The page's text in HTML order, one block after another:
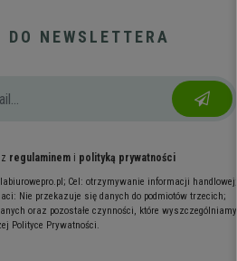
NEWSLETTERA
regulaminemi polityką prywatności
Cel: otrzymywanie informacji handlowej;
Nie przekazuje się danych do podmiotów trzecich;
oraz pozostałe czynności, które wyszczególniamy
Polityce Prywatności.